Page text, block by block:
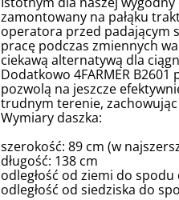
zamontowany na pałąku
operatora przed padającym
pracę podczas zmiennych
ciekawą alternatywą dla
Dodatkowo 4FARMER
pozwolą na jeszcze
trudnym terenie,
Wymiary daszka:
szerokość: 89 cm (w
długość: 138 cm
odległość od ziemi do spodu
odległość od siedziska do